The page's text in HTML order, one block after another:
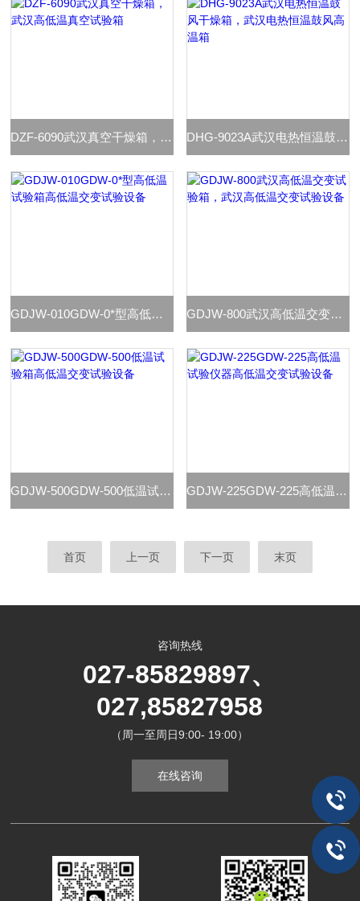
DZF-6090武汉真空干燥箱，武汉高低温真空试验箱 DHG-9023A武汉电热恒温鼓风干燥箱，武汉电热恒温鼓风高温箱
GDJW-010GDW-0*型高低温试验箱高低温交变试验设备 GDJW-800武汉高低温交变试验箱，武汉高低温交变试验设备
GDJW-500GDW-500低温试验箱高低温交变试验设备 GDJW-225GDW-225高低温试验仪器高低温交变试验设备
首页 上一页 下一页 末页
咨询热线
027-85829897、
027,85827958
（周一至周日9:00- 19:00）
在线咨询